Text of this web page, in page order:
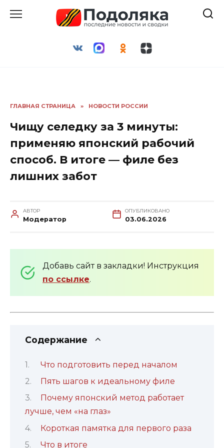
ГЛАВНАЯ СТРАНИЦА » НОВОСТИ РОССИИ
Чищу селедку за 3 минуты:
применяю японский рабочий
способ. В итоге — филе без
лишних забот
АВТОР
Модератор
ОПУБЛИКОВАНО
03.06.2026
Добавь сайт в закладки! Инструкция
по ссылке.
Содержание
Что подготовить перед началом
Пять шагов к идеальному филе
Почему японский метод работает
лучше, чем «на глаз»
Короткая памятка для первого раза
Что в итоге